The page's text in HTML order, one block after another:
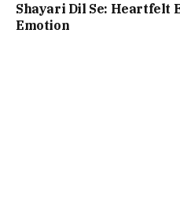
Shayari Dil Se: Heartfelt
Emotion